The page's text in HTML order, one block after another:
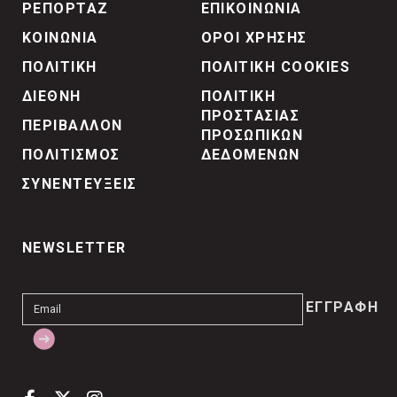
ΡΕΠΟΡΤΑΖ
ΚΟΙΝΩΝΙΑ
ΠΟΛΙΤΙΚΗ
ΔΙΕΘΝΗ
ΠΕΡΙΒΑΛΛΟΝ
ΠΟΛΙΤΙΣΜΟΣ
ΣΥΝΕΝΤΕΥΞΕΙΣ
ΕΠΙΚΟΙΝΩΝΙΑ
ΟΡΟΙ ΧΡΗΣΗΣ
ΠΟΛΙΤΙΚΗ COOKIES
ΠΟΛΙΤΙΚΗ
ΠΡΟΣΤΑΣΙΑΣ
ΠΡΟΣΩΠΙΚΩΝ
ΔΕΔΟΜΕΝΩΝ
NEWSLETTER